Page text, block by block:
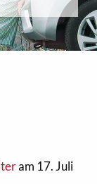
am 17. Juli